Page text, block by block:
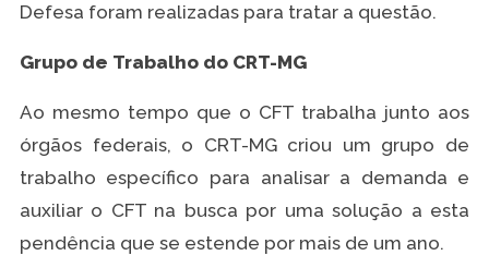
Defesa foram realizadas para tratar a questão.
Grupo de Trabalho do CRT-MG
Ao mesmo tempo que o CFT trabalha junto aos
órgãos federais, o CRT-MG criou um grupo de
trabalho específico para analisar a demanda e
auxiliar o CFT na busca por uma solução a esta
pendência que se estende por mais de um ano.